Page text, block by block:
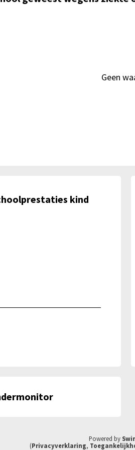
Geen
kind
Powered by
(Privacyverklaring,